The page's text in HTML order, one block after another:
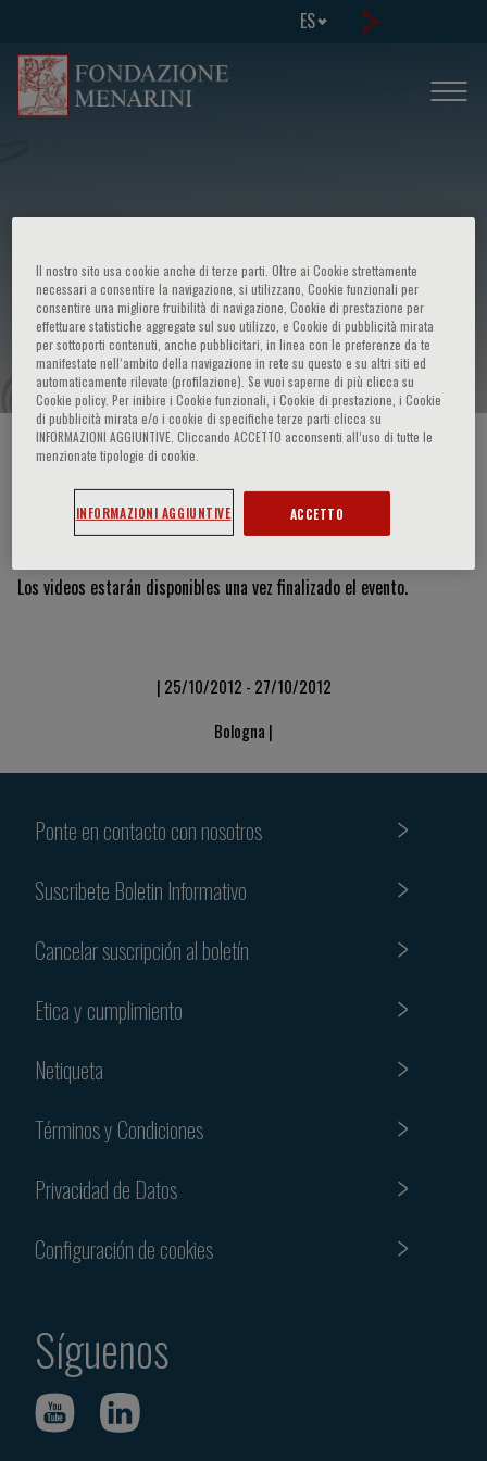
ES
International Symposium On: Uric
Acid, Gout And Beyond: Is Cv Risk A
New Objective?
HOME PAGE / CURSOS Y EVENTOS
Vídeos y diapositivas
Los videos estarán disponibles una vez finalizado el evento.
| 25/10/2012 - 27/10/2012
Bologna |
Ponte en contacto con nosotros
Suscribete Boletin Informativo
Cancelar suscripción al boletín
Etica y cumplimiento
Netiqueta
Términos y Condiciones
Privacidad de Datos
Configuración de cookies
Síguenos
Il nostro sito usa cookie anche di terze parti. Oltre ai Cookie strettamente
necessari a consentire la navigazione, si utilizzano, Cookie funzionali per
consentire una migliore fruibilità di navigazione, Cookie di prestazione per
effettuare statistiche aggregate sul suo utilizzo, e Cookie di pubblicità mirata
per sottoporti contenuti, anche pubblicitari, in linea con le preferenze da te
manifestate nell‘ambito della navigazione in rete su questo e su altri siti ed
automaticamente rilevate (profilazione). Se vuoi saperne di più clicca su
Cookie policy. Per inibire i Cookie funzionali, i Cookie di prestazione, i Cookie
di pubblicità mirata e/o i cookie di specifiche terze parti clicca su
INFORMAZIONI AGGIUNTIVE. Cliccando ACCETTO acconsenti all’uso di tutte le
menzionate tipologie di cookie.
INFORMAZIONI AGGIUNTIVE ACCETTO